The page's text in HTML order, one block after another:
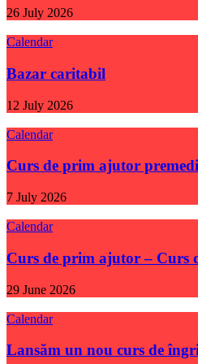
26 July 2026
Calendar
Bazar caritabil
12 July 2026
Calendar
Curs de prim ajutor
7 July 2026
Calendar
Curs de prim ajutor – Curs
29 June 2026
Calendar
Lansăm un nou curs de